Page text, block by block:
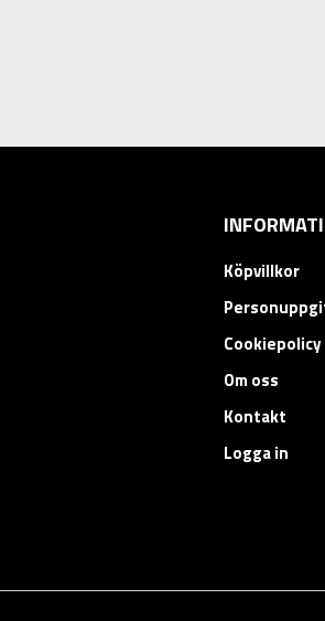
Köpvillkor
Cookiepolicy
Om oss
Kontakt
Logga in